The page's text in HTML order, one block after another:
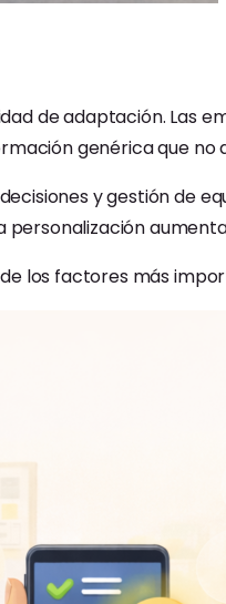
de adaptación. Las
genérica que
y gestión de
los factores más